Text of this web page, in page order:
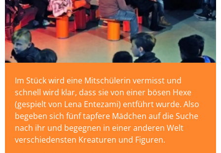
Im Stück wird eine Mitschülerin vermisst und
schnell wird klar, dass sie von einer bösen Hexe
(gespielt von Lena Entezami) entführt wurde. Also
begeben sich fünf tapfere Mädchen auf die Suche
nach ihr und begegnen in einer anderen Welt
verschiedensten Kreaturen und Figuren.